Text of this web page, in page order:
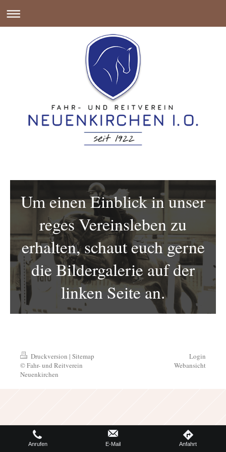
Um einen Einblick in unser
reges Vereinsleben zu
erhalten, schaut euch gerne
die Bildergalerie auf der
linken Seite an.
Druckversion | Sitemap
© Fahr- und Reitverein
Neuenkirchen
Login
Webansicht
Anrufen E-Mail Anfahrt